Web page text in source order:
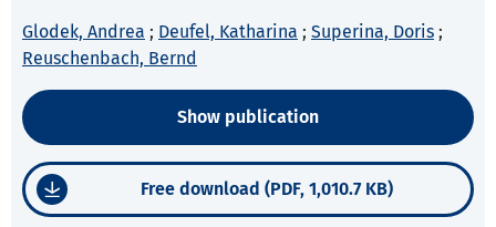
Glodek, Andrea ; Deufel, Katharina ; Superina, Doris ;
Reuschenbach, Bernd
Show publication
Free download (PDF, 1,010.7 KB)